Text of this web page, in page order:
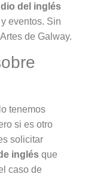
del inglés
eventos. Sin
de Galway.
tenemos
si es otro
solicitar
inglésque
caso de